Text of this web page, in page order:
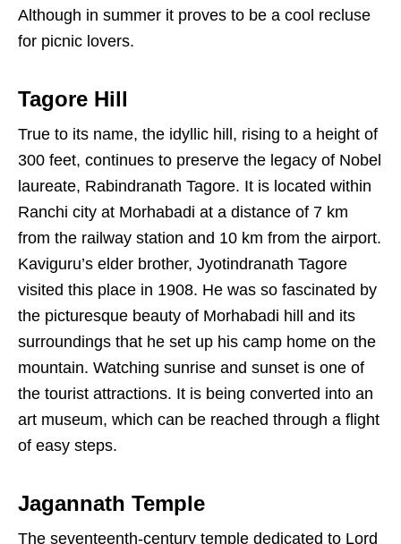
Although in summer it proves to be a cool recluse
for picnic lovers.
Tagore Hill
True to its name, the idyllic hill, rising to a height of
300 feet, continues to preserve the legacy of Nobel
laureate, Rabindranath Tagore. It is located within
Ranchi city at Morhabadi at a distance of 7 km
from the railway station and 10 km from the airport.
Kaviguru’s elder brother, Jyotindranath Tagore
visited this place in 1908. He was so fascinated by
the picturesque beauty of Morhabadi hill and its
surroundings that he set up his camp home on the
mountain. Watching sunrise and sunset is one of
the tourist attractions. It is being converted into an
art museum, which can be reached through a flight
of easy steps.
Jagannath Temple
The seventeenth-century temple dedicated to Lord